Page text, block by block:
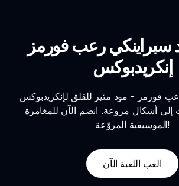
سبراينكي رعب فورمز
إنكريدبوكس
فورمز - مود مثير للقلق لإنكريدبوكس
أشكال مروعة. انضم الآن للمغامرة
الموسيقية المروّعة!
العب اللعبة الآن